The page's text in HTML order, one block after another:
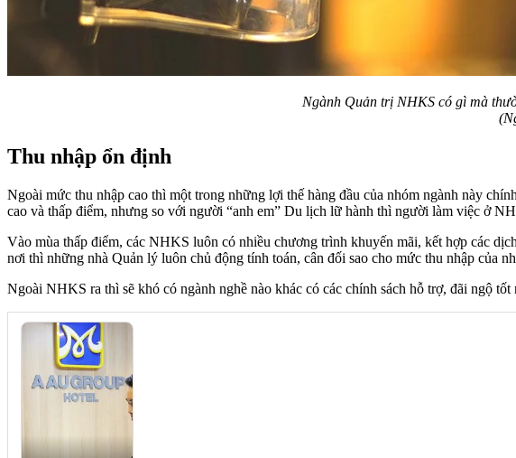
Ngành Quản trị NHKS có gì mà
Thu nhập ổn định
Ngoài mức thu nhập cao thì một trong những lợi thế hàng đầu của nhóm ngành này
cao và thấp điểm, nhưng so với người “anh em” Du lịch lữ hành thì người làm việc ở
Vào mùa thấp điểm, các NHKS luôn có nhiều chương trình khuyến mãi, kết hợp các
nơi thì những nhà Quản lý luôn chủ động tính toán, cân đối sao cho mức thu nhập của
Ngoài NHKS ra thì sẽ khó có ngành nghề nào khác có các chính sách hỗ trợ, đãi ngộ